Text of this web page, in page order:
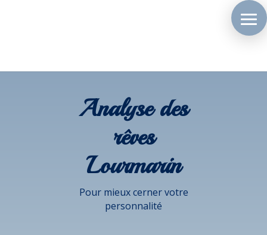
Analyse des
rêves
Lourmarin
Pour mieux cerner votre
personnalité